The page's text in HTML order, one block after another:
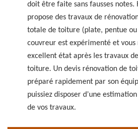
doit être faite sans fausses notes.
propose des travaux de
totale de toiture (plate, pentue
couvreur est expérimenté et
excellent état après les travaux
toiture. Un devis rénovation de
préparé rapidement par son
puissiez disposer d’une
de vos travaux.